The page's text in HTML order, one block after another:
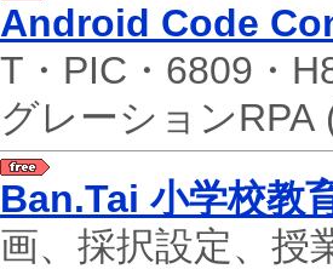
Android Code
T・PIC・6809・
グレーションRPA
Ban.Tai 小学校教
画、採択設定、授